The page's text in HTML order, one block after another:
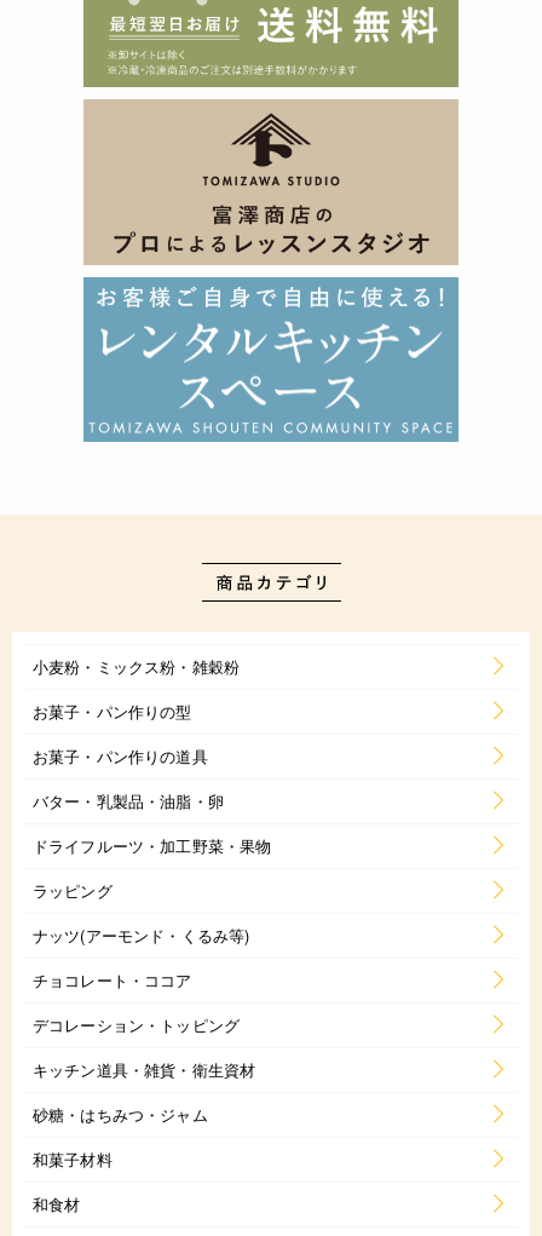
小麦粉・ミックス粉・雑穀粉
お菓子・パン作りの型
お菓子・パン作りの道具
バター・乳製品・油脂・卵
ドライフルーツ・加工野菜・果物
ラッピング
ナッツ(アーモンド・くるみ等)
チョコレート・ココア
デコレーション・トッピング
キッチン道具・雑貨・衛生資材
砂糖・はちみつ・ジャム
和菓子材料
和食材